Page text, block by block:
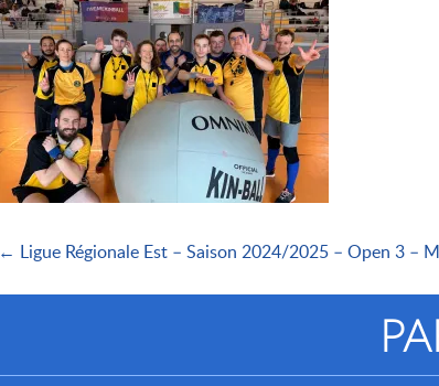
← Ligue Régionale Est – Saison 2024/2025 – Open 3 –